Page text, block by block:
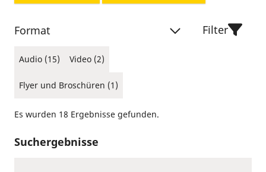
Format
Audio (15) Video (2)
Flyer und Broschüren (1)
Filter
Es wurden 18 Ergebnisse gefunden.
Suchergebnisse